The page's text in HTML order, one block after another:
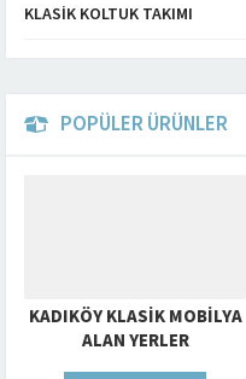
KLASIK KOLTUK TAKIMI
POPÜLER ÜRÜNLER
KADIKÖY KLASIK MOBILYA
ALAN YERLER